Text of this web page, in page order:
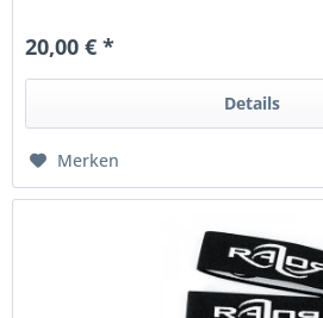
20,00 € *
Details
Merken